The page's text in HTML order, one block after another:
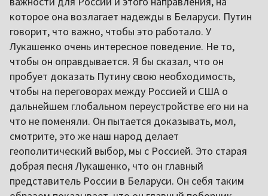
которое она возлагает надежды в Беларуси. Путин
говорит, что важно, чтобы это работало. У
Лукашенко очень интересное поведение. Не то,
чтобы он оправдывается. Я бы сказал, что он
пробует доказать Путину свою необходимость,
чтобы на переговорах между Россией и США о
дальнейшем глобальном переустройстве его ни на
что не поменяли. Он пытается доказывать, мол,
смотрите, это же наш народ делает
геополитический выбор, мы с Россией. Это старая
добрая песня Лукашенко, что он главный
представитель России в Беларуси. Он себя таким